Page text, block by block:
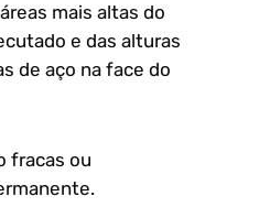
mais altas do
e das alturas
de aço na face do
fracas ou